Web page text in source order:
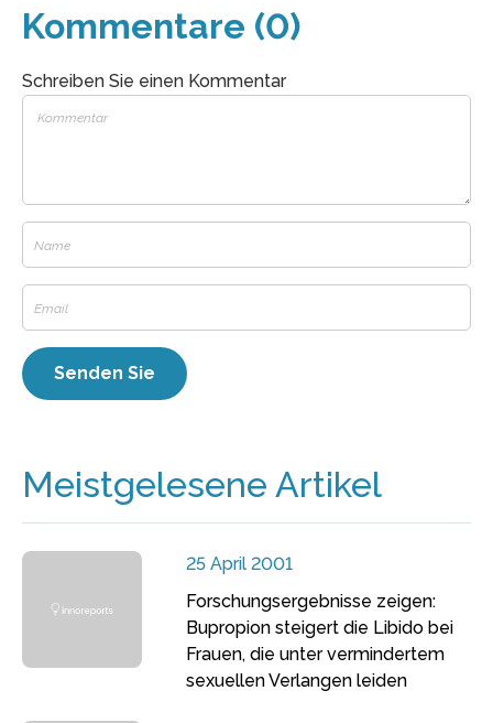
Kommentare (0)
Schreiben Sie einen Kommentar
Meistgelesene Artikel
25 April 2001
Forschungsergebnisse zeigen:
Bupropion steigert die Libido bei
Frauen, die unter vermindertem
sexuellen Verlangen leiden